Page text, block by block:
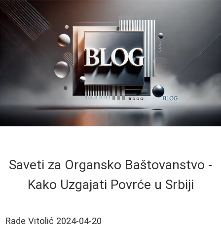
Saveti za Organsko Baštovanstvo -
Kako Uzgajati Povrće u Srbiji
Rade Vitolić 2024-04-20